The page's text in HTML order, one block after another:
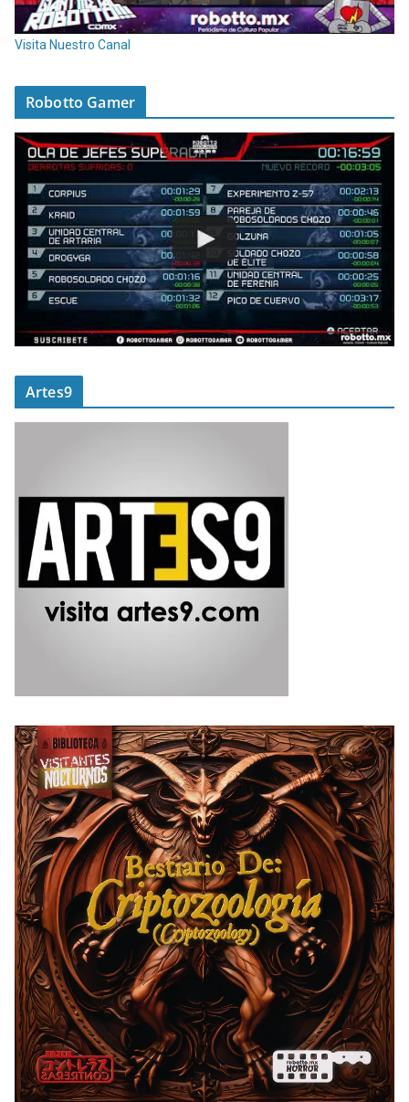
Visita Nuestro Canal
Robotto Gamer
Artes9